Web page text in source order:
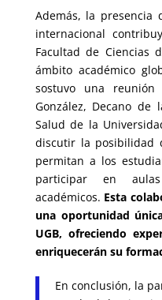
Además, la presencia
internacional
Facultad de Ciencias
ámbito académico
sostuvo una
González, Decano de
Salud de la
discutir la posibilidad
permitan a los
participar en
académicos. Esta
una oportunidad
UGB, ofreciendo
enriquecerán su
En conclusión, la